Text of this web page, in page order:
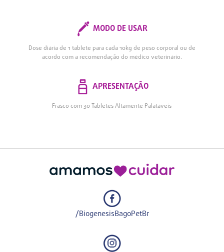
MODO DE USAR
Dose diária de 1 tablete para cada 10kg de peso corporal ou de
acordo com a recomendação do médico veterinário.
APRESENTAÇÃO
Frasco com 30 Tabletes Altamente Palatáveis
/BiogenesisBagoPetBr